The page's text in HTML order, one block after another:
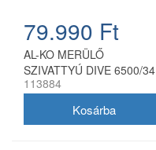
79.990 Ft
AL-KO MERÜLŐ
SZIVATTYÚ DIVE 6500/34
113884